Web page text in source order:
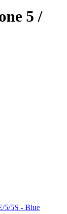
5 /
5/5S - Blue